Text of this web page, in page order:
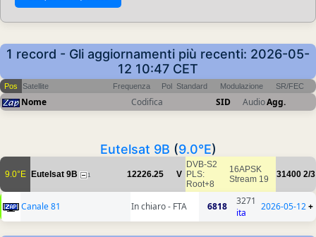
1 record - Gli aggiornamenti più recenti: 2026-05-
12 10:47 CET
Pos Satellite Frequenza Pol Standard Modulazione SR/FEC
Nome Codifica SID AudioAgg.
Eutelsat 9B (9.0°E)
9.0°E Eutelsat 9B 1 12226.25 V
DVB-S2
PLS:
Root+8
16APSK
Stream 19
31400 2/3
Canale 81 In chiaro - FTA 6818
3271
ita
2026-05-12+